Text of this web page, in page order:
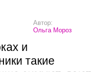
Автор:
Ольга Мороз
и
такие